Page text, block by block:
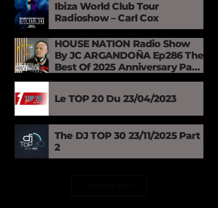
Ibiza World Club Tour
Radioshow – Carl Cox
HOUSE NATION Radio Show
By JC ARGANDOÑA Ep286 The
Best Of 2025 Anniversary Part.
3
Le TOP 20 Du 23/04/2023
The DJ TOP 30 23/11/2025 Part
2